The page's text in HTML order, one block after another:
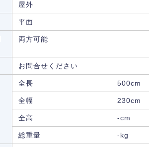
屋外
平面
両方可能
お問合せください
全長 500cm
全幅 230cm
全高 -cm
総重量 -kg